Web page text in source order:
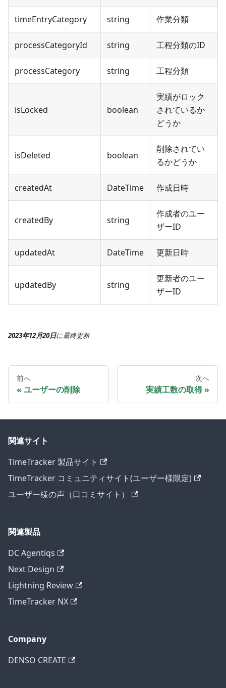
timeEntryCategory string 作業分類
processCategoryId string 工程分類のID
processCategory string 工程分類
isLocked boolean
実績がロック
されているか
どうか
isDeleted boolean
削除されてい
るかどうか
createdAt DateTime 作成日時
createdBy string
作成者のユー
ザーID
updatedAt DateTime 更新日時
updatedBy string
更新者のユー
ザーID
2023年12月20日に最終更新
前へ
ユーザーの削除
次へ
実績工数の取得
関連サイト
TimeTracker 製品サイト
TimeTracker コミュニティサイト(ユーザー様限定)
ユーザー様の声（口コミサイト）
関連製品
DC Agentiqs
Next Design
Lightning Review
TimeTracker NX
Company
DENSO CREATE